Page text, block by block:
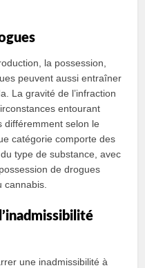
la possession,
peuvent aussi entraîner
La gravité de l’infraction
entourant
différemment selon le
catégorie comporte des
type de substance, avec
de drogues
une inadmissibilité à